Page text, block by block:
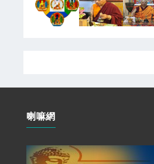
喇嘛網